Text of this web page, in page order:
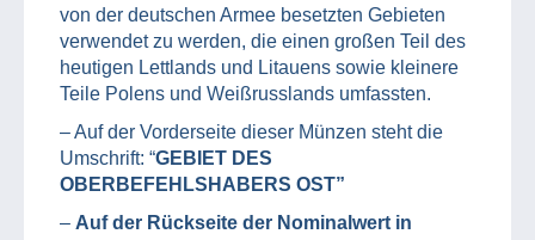
von der deutschen Armee besetzten Gebieten
verwendet zu werden, die einen großen Teil des
heutigen Lettlands und Litauens sowie kleinere
Teile Polens und Weißrusslands umfassten.
– Auf der Vorderseite dieser Münzen steht die
Umschrift: “GEBIET DES
OBERBEFEHLSHABERS OST”
– Auf der Rückseite der Nominalwert in